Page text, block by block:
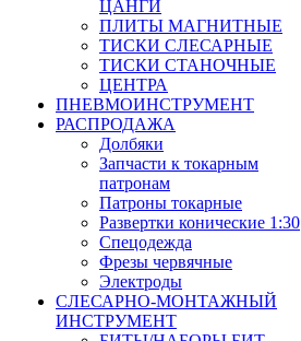
ЦАНГИ
ПЛИТЫ МАГНИТНЫЕ
ТИСКИ СЛЕСАРНЫЕ
ТИСКИ СТАНОЧНЫЕ
ЦЕНТРА
ПНЕВМОИНСТРУМЕНТ
РАСПРОДАЖА
Долбяки
Запчасти к токарным
патронам
Патроны токарные
Развертки конические 1:30
Спецодежда
Фрезы червячные
Электроды
СЛЕСАРНО-МОНТАЖНЫЙ
ИНСТРУМЕНТ